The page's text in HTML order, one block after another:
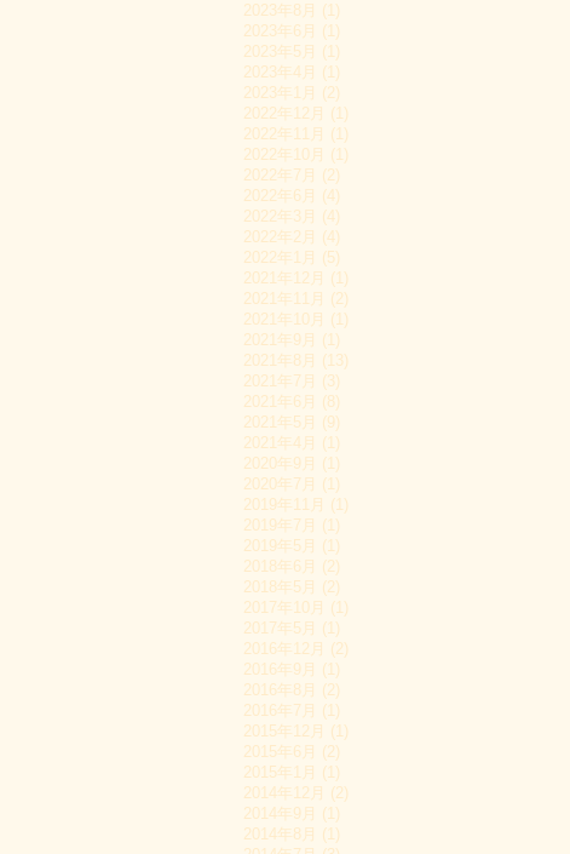
2023年8月 (1)
2023年6月 (1)
2023年5月 (1)
2023年4月 (1)
2023年1月 (2)
2022年12月 (1)
2022年11月 (1)
2022年10月 (1)
2022年7月 (2)
2022年6月 (4)
2022年3月 (4)
2022年2月 (4)
2022年1月 (5)
2021年12月 (1)
2021年11月 (2)
2021年10月 (1)
2021年9月 (1)
2021年8月 (13)
2021年7月 (3)
2021年6月 (8)
2021年5月 (9)
2021年4月 (1)
2020年9月 (1)
2020年7月 (1)
2019年11月 (1)
2019年7月 (1)
2019年5月 (1)
2018年6月 (2)
2018年5月 (2)
2017年10月 (1)
2017年5月 (1)
2016年12月 (2)
2016年9月 (1)
2016年8月 (2)
2016年7月 (1)
2015年12月 (1)
2015年6月 (2)
2015年1月 (1)
2014年12月 (2)
2014年9月 (1)
2014年8月 (1)